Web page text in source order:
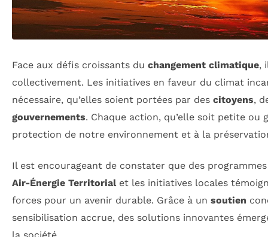
Face aux défis croissants du changement climatique,
collectivement. Les initiatives en faveur du climat
nécessaire, qu’elles soient portées par des citoyens,
gouvernements. Chaque action, qu’elle soit petite ou
protection de notre environnement et à la
Il est encourageant de constater que des
Air-Énergie Territorialet les initiatives locales
forces pour un avenir durable. Grâce à un soutien
sensibilisation accrue, des solutions innovantes